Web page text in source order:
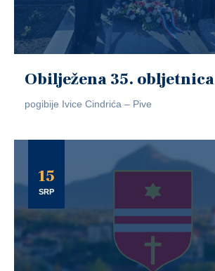
Obilježena 35. obljetnica
pogibije Ivice Cindrića – Pive
15
SRP